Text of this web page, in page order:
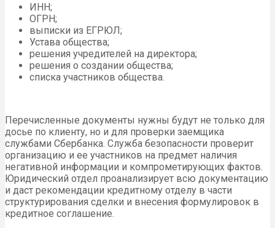
ИНН;
ОГРН;
выписки из ЕГРЮЛ;
Устава общества;
решения учредителей на директора;
решения о создании общества;
списка участников общества.
Перечисленные документы нужны будут не только для
досье по клиенту, но и для проверки заемщика
службами Сбербанка. Служба безопасности проверит
организацию и ее участников на предмет наличия
негативной информации и компрометирующих фактов.
Юридический отдел проанализирует всю документацию
и даст рекомендации кредитному отделу в части
структурирования сделки и внесения формулировок в
кредитное соглашение.